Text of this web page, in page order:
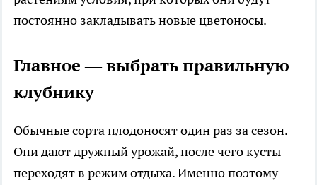
постоянно закладывать новые цветоносы.
Главное — выбрать правильную
клубнику
Обычные сорта плодоносят один раз за сезон.
Они дают дружный урожай, после чего кусты
переходят в режим отдыха. Именно поэтому